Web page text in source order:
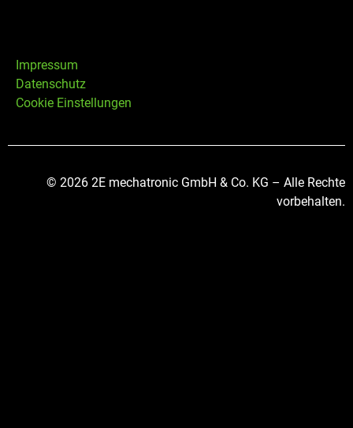
Impressum
Datenschutz
Cookie Einstellungen
© 2026 2E mechatronic GmbH & Co. KG – Alle Rechte
vorbehalten.